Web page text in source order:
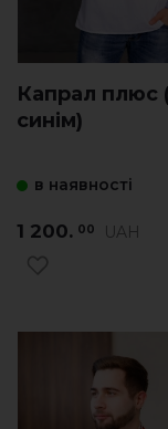
Капрал плюс
синім)
в наявності
1 200. 00 UAH